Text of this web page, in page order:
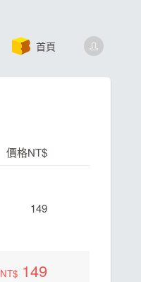
首頁
價格NT$
149
NT$ 149